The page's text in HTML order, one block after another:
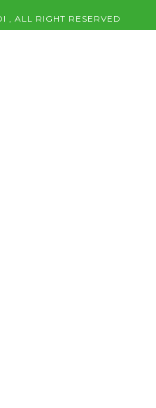
, ALL RIGHT RESERVED